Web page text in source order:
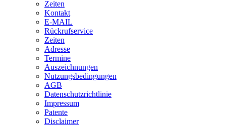
Zeiten
Kontakt
E-MAIL
Rückrufservice
Zeiten
Adresse
Termine
Auszeichnungen
Nutzungsbedingungen
AGB
Datenschutzrichtlinie
Impressum
Patente
Disclaimer